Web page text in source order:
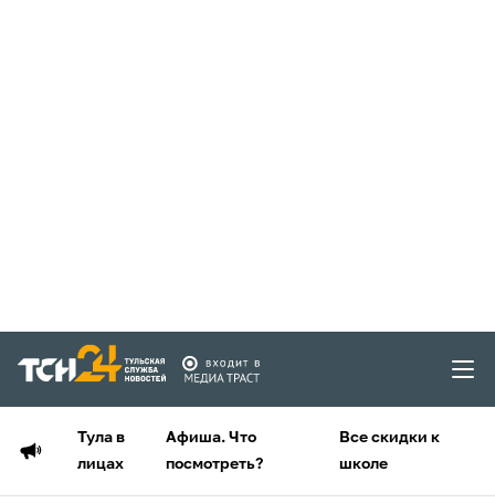
Тула в
лицах
Афиша. Что
посмотреть?
Все скидки к
школе